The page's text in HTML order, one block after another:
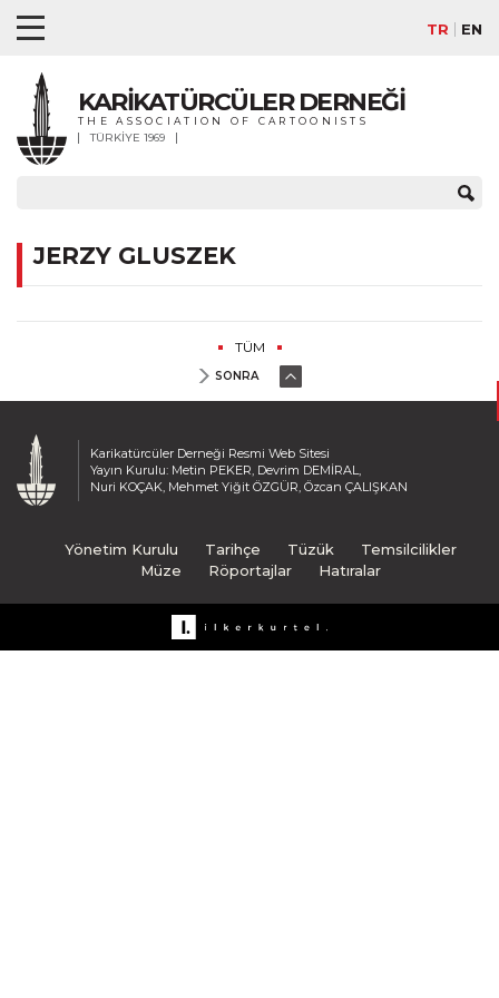
TR EN
KARİKATÜRCÜLER DERNEĞİ
THE ASSOCIATION OF CARTOONISTS
TÜRKİYE 1969
JERZY GLUSZEK
TÜM
SONRA
Karikatürcüler Derneği Resmi Web Sitesi
Yayın Kurulu: Metin PEKER, Devrim DEMİRAL,
Nuri KOÇAK, Mehmet Yiğit ÖZGÜR, Özcan ÇALIŞKAN
Yönetim Kurulu Tarihçe Tüzük
Temsilcilikler
Müze
Röportajlar Hatıralar